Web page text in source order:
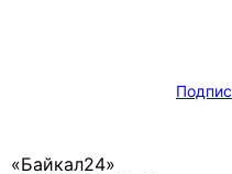
«Байкал24»